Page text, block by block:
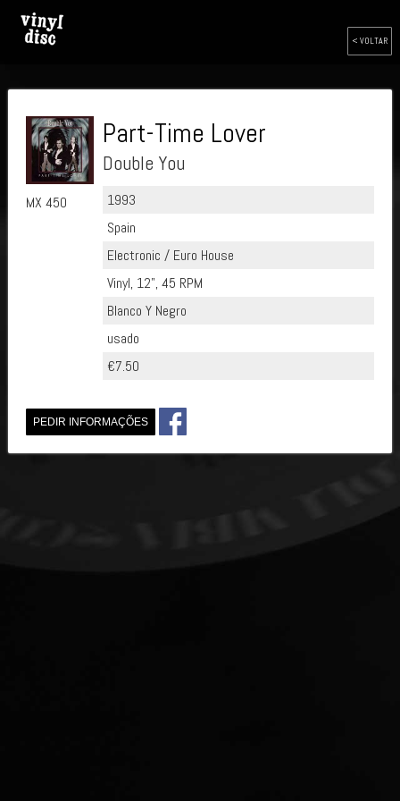
< VOLTAR
MX 450
Part-Time Lover
Double You
1993
Spain
Electronic / Euro House
Vinyl, 12", 45 RPM
Blanco Y Negro
usado
€7.50
PEDIR INFORMAÇÕES